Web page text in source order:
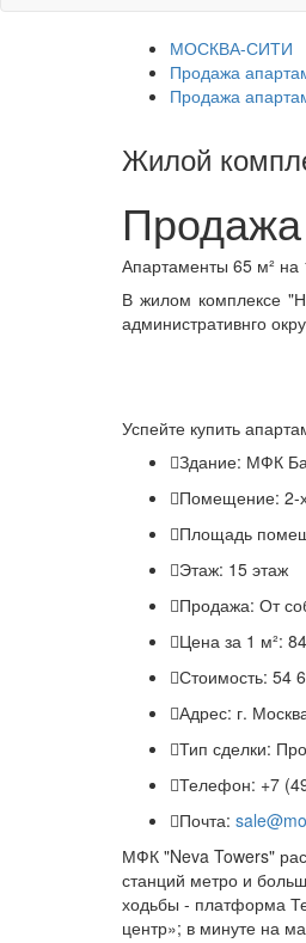
МОСКВА-СИТИ
Продажа
Продажа
Жилой
Апартаменты 65 м² на
В жилом комплексе
административнго
Успейте купить
Здание: МФК
Помещение: 2-
Площадь
Этаж: 15 этаж
Продажа: От
Цена за 1 м²:
Стоимость: 54
Адрес: г.
Тип сделки:
Телефон: +7
Почта:
МФК "Neva Towers"
станций метро и
ходьбы - платформа
центр»; в минуте на